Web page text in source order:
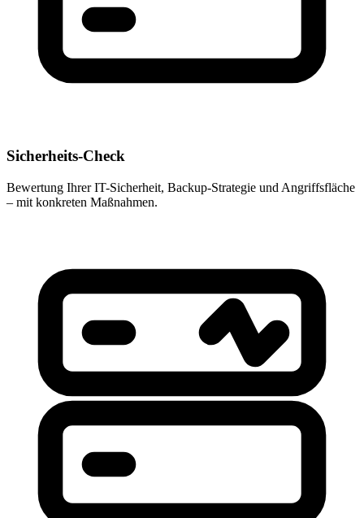
Sicherheits-Check
Bewertung Ihrer IT-Sicherheit, Backup-Strategie und Angriffsfläche
– mit konkreten Maßnahmen.